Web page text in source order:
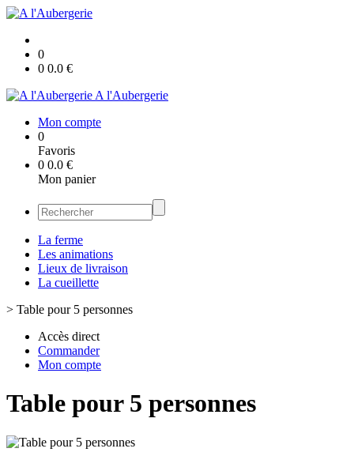
0
0 0.0 €
A l'Aubergerie
Mon compte
0
Favoris
0 0.0 €
Mon panier
La ferme
Les animations
Lieux de livraison
La cueillette
> Table pour 5 personnes
Accès direct
Commander
Mon compte
Table pour 5 personnes